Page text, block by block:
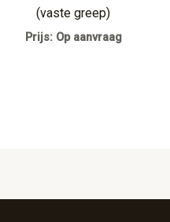
(vaste greep)
Prijs: Op aanvraag